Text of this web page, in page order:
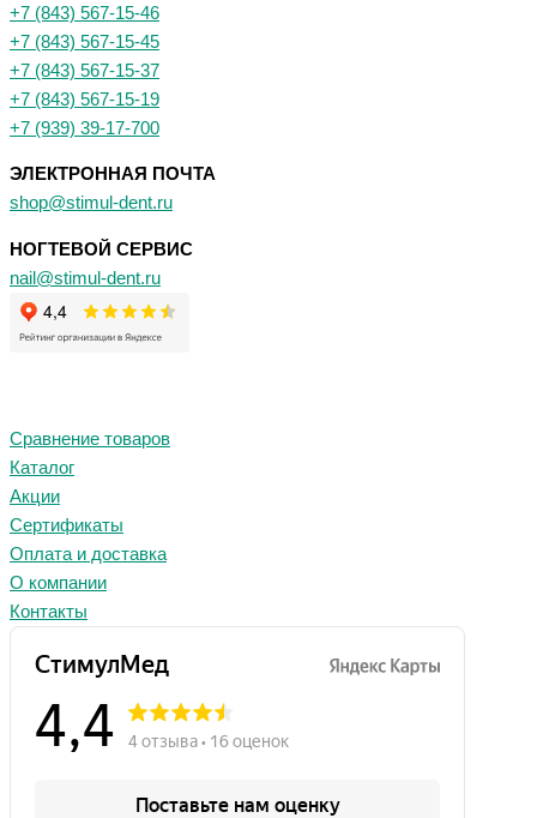
+7 (843) 567-15-46
+7 (843) 567-15-45
+7 (843) 567-15-37
+7 (843) 567-15-19
+7 (939) 39-17-700
ЭЛЕКТРОННАЯ ПОЧТА
shop@stimul-dent.ru
НОГТЕВОЙ СЕРВИС
nail@stimul-dent.ru
Сравнение товаров
Каталог
Акции
Сертификаты
Оплата и доставка
О компании
Контакты